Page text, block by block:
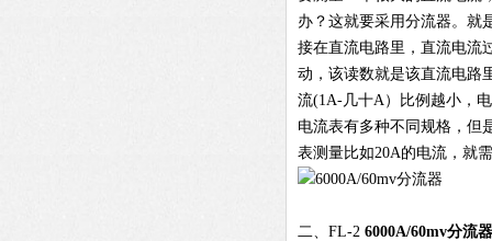
办？这就要采用分流器。就
接在直流电路里，直流电流
动，该读数就是该直流电路
流(1A-几十A）比例越小，
电流表有多种不同规格，但
表测量比如20A的电流，就
二、FL-2 6000A/60mv分流器